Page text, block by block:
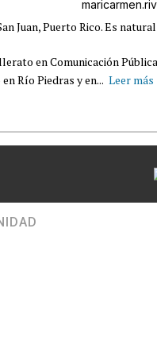
Juan, Puerto Rico. Es
en Comunicación
Río Piedras y en... Leer más